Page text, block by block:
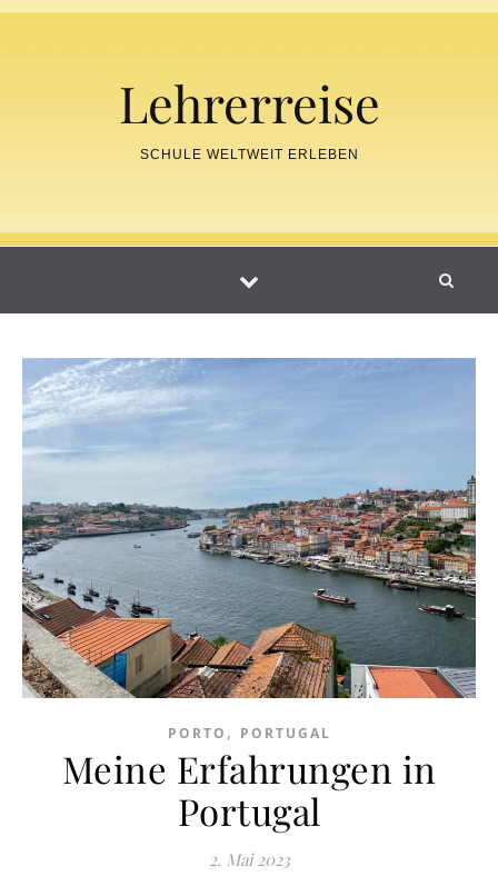
Skip to content
Lehrerreise
SCHULE WELTWEIT ERLEBEN
PORTO , PORTUGAL
Meine Erfahrungen in
Portugal
2. Mai 2023